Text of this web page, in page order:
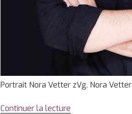
Portrait Nora Vetter zVg. Nora Vetter
Continuer la lecture